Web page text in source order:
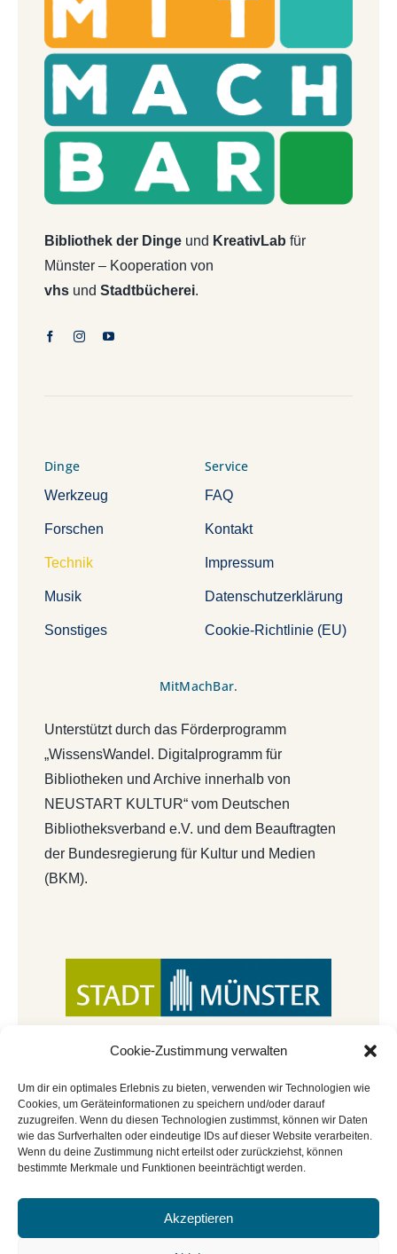
Cookie-Zustimmung verwalten
Um dir ein optimales Erlebnis zu bieten, verwenden wir Technologien wie
Cookies, um Geräteinformationen zu speichern und/oder darauf
zuzugreifen. Wenn du diesen Technologien zustimmst, können wir Daten
wie das Surfverhalten oder eindeutige IDs auf dieser Website verarbeiten.
Wenn du deine Zustimmung nicht erteilst oder zurückziehst, können
bestimmte Merkmale und Funktionen beeinträchtigt werden.
Akzeptieren
Bibliothek der Dingeund KreativLab für
Münster – Kooperation von
vhsund Stadtbücherei.
Dinge
Werkzeug
Forschen
Technik
Musik
Sonstiges
Service
FAQ
Kontakt
Impressum
Datenschutzerklärung
Cookie-Richtlinie (EU)
MitMachBar.
Unterstützt durch das Förderprogramm
„WissensWandel. Digitalprogramm für
Bibliotheken und Archive innerhalb von
NEUSTART KULTUR“ vom Deutschen
Bibliotheksverband e.V. und dem Beauftragten
der Bundesregierung für Kultur und Medien
(BKM).
© Copyright 2022 - 2026 | Mitmachbar der